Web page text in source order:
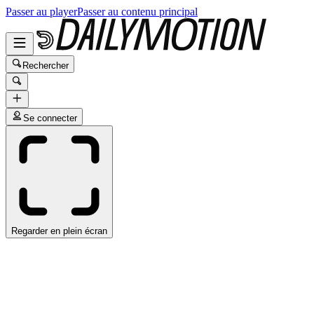
Passer au playerPasser au contenu principal
Rechercher
Se connecter
Regarder en plein écran